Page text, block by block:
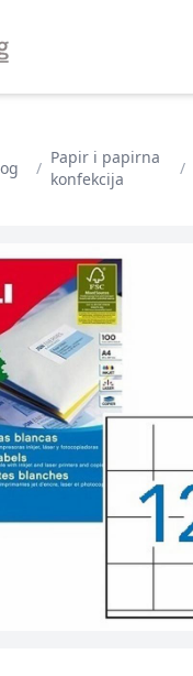
/
Papir i papirna
konfekcija
/